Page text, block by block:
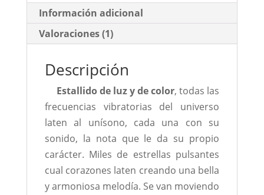
Información adicional
Valoraciones (1)
Descripción
Estallido de luz y de color, todas las
frecuencias vibratorias del universo
laten al unísono, cada una con su
sonido, la nota que le da su propio
carácter. Miles de estrellas pulsantes
cual corazones laten creando una bella
y armoniosa melodía. Se van moviendo